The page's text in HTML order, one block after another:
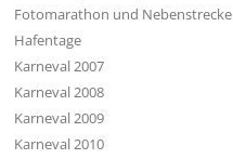
Fotomarathon und Nebenstrecke
Hafentage
Karneval 2007
Karneval 2008
Karneval 2009
Karneval 2010